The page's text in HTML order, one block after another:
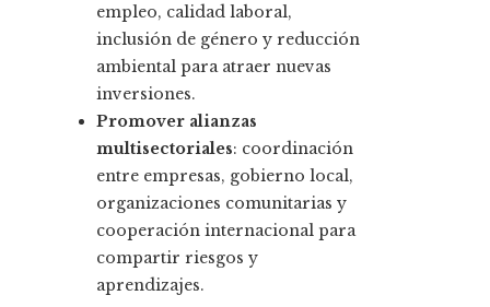
empleo, calidad laboral,
inclusión de género y reducción
ambiental para atraer nuevas
inversiones.
Promover alianzas
multisectoriales: coordinación
entre empresas, gobierno local,
organizaciones comunitarias y
cooperación internacional para
compartir riesgos y
aprendizajes.